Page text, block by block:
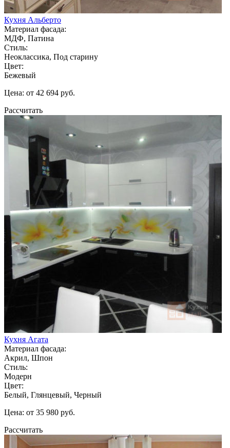
Кухня Альберто
Материал фасада:
МДФ, Патина
Стиль:
Неоклассика, Под старину
Цвет:
Бежевый
Цена: от 42 694 руб.
Рассчитать
Кухня Агата
Материал фасада:
Акрил, Шпон
Стиль:
Модерн
Цвет:
Белый, Глянцевый, Черный
Цена: от 35 980 руб.
Рассчитать